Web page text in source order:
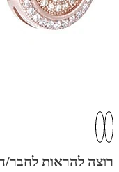
רוצה להראות לחבר/